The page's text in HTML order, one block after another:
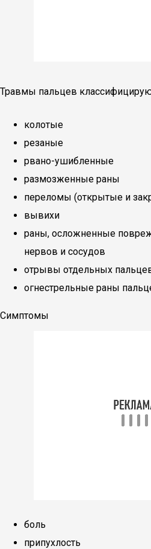
Травмы пальцев
колотые
резаные
рвано-ушибленные
размозженные раны
переломы (открытые и
вывихи
раны, осложненные
нервов и сосудов
отрывы отдельных
огнестрельные раны
Симптомы
боль
припухлость